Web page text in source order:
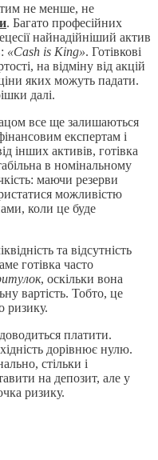
тим не менше, не
. Багато професійних
найнадійніший актив
«Cash is King». Готівкові
на відміну від акцій
яких можуть падати.
далі.
все ще залишаються
експертам і
інших активів, готівка
в номінальному
маючи резерви
можливістю
коли це буде
та відсутність
готівка часто
, оскільки вона
вартість. Тобто, це
ризику.
доводиться платити.
дорівнює нулю.
стільки і
на депозит, але у
ризику.